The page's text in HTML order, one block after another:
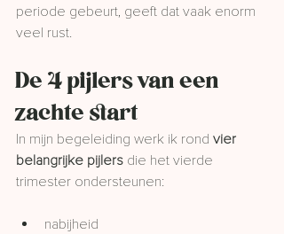
periode gebeurt, geeft dat vaak enorm
veel rust.
De 4 pijlers van een
zachte start
In mijn begeleiding werk ik rond vier
belangrijke pijlers die het vierde
trimester ondersteunen:
nabijheid